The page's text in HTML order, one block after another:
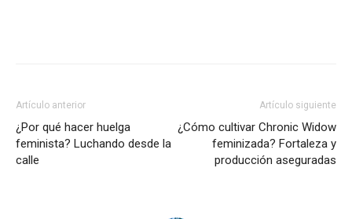
Artículo anterior
¿Por qué hacer huelga
feminista? Luchando desde la
calle
Artículo siguiente
¿Cómo cultivar Chronic Widow
feminizada? Fortaleza y
producción aseguradas